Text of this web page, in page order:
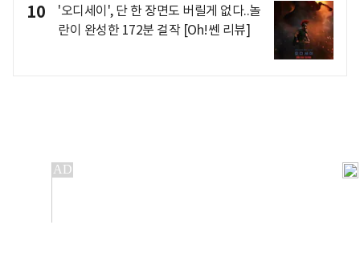
10
'오디세이', 단 한 장면도 버릴게 없다..놀
란이 완성한 172분 걸작 [Oh!쎈 리뷰]